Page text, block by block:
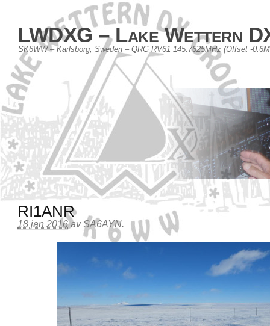
LWDXG – Lake Wettern
SK6WW – Karlsborg, Sweden – QRG RV61 145.7625MHz (Offset -
RI1ANR
18 jan 2016 avSA6AYN.